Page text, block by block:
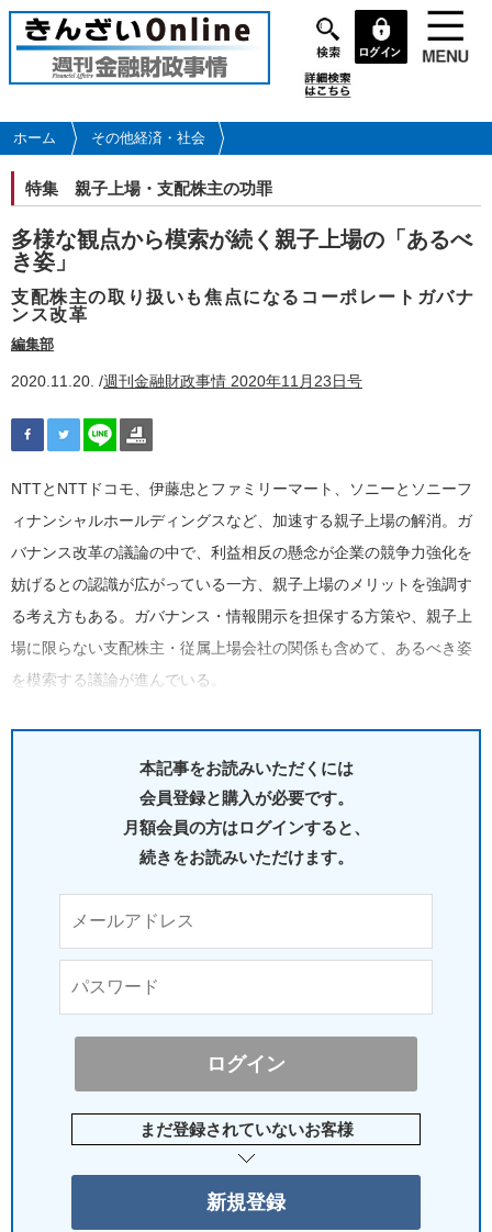
メ
イ
コ
ン
ツ
に
移
動
ホーム その他経済・社会
特集 親子上場・支配株主の功罪
多様な観点から模索が続く親子上場の「あるべ
き姿」
支配株主の取り扱いも焦点になるコーポレートガバナ
ンス改革
編集部
2020.11.20. /週刊金融財政事情 2020年11月23日号
NTTとNTTドコモ、伊藤忠とファミリーマート、ソニーとソニーフ
ィナンシャルホールディングスなど、加速する親子上場の解消。ガ
バナンス改革の議論の中で、利益相反の懸念が企業の競争力強化を
妨げるとの認識が広がっている一方、親子上場のメリットを強調す
る考え方もある。ガバナンス・情報開示を担保する方策や、親子上
場に限らない支配株主・従属上場会社の関係も含めて、あるべき姿
を模索する議論が進んでいる。
本記事をお読みいただくには
会員登録と購入が必要です。
月額会員の方はログインすると、
続きをお読みいただけます。
まだ登録されていないお客様